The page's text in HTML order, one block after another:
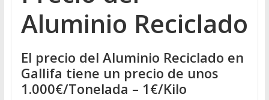
Aluminio Reciclado
El precio del Aluminio Reciclado en
Gallifa tiene un precio de unos
1.000€/Tonelada – 1€/Kilo